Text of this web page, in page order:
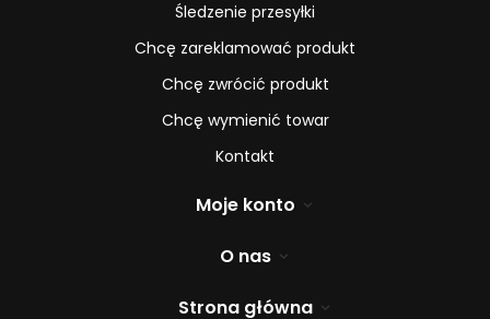
Śledzenie przesyłki
Chcę zareklamować produkt
Chcę zwrócić produkt
Chcę wymienić towar
Kontakt
Moje konto
O nas
Strona główna